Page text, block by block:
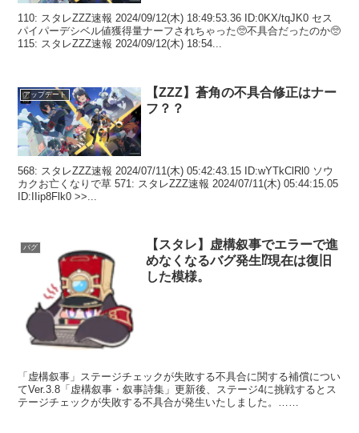
110: スタレZZZ速報 2024/09/12(木) 18:49:53.36 ID:0KX/tqJK0 セス
パイパーデシベル値獲得量ナーフされちゃった🥺不具合だったのか🥺
115: スタレZZZ速報 2024/09/12(木) 18:54...
アップデート
【ZZZ】蒼角の不具合修正はナー
フ？？
568: スタレZZZ速報 2024/07/11(木) 05:42:43.15 ID:wYTkClRl0 ソウ
カクお亡くなりで草 571: スタレZZZ速報 2024/07/11(木) 05:44:15.05
ID:IIip8Flk0 >>...
バグ
【スタレ】虚構叙事でエラーで進
めなくなるバグ発生⁉現在は復旧
した模様。
「虚構叙事」ステージチェックが失敗する不具合に関する補償につい
てVer.3.8「虚構叙事・叙事詩集」更新後、ステージ4に挑戦するとス
テージチェックが失敗する不具合が発生いたしました。…